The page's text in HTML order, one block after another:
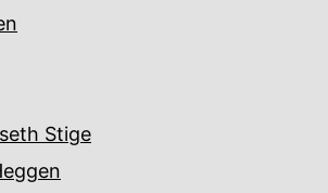
Stige